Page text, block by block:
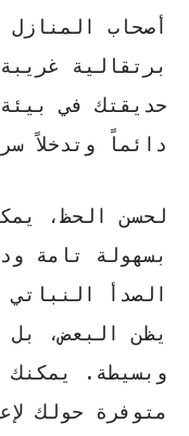
أصحاب
برتقالية
حديقتك في
دائماً وتدخلاً
لحسن الحظ،
بسهولة تامة
الصدأ
يظن البعض، بل
وبسيطة. يمكنك
متوفرة حولك